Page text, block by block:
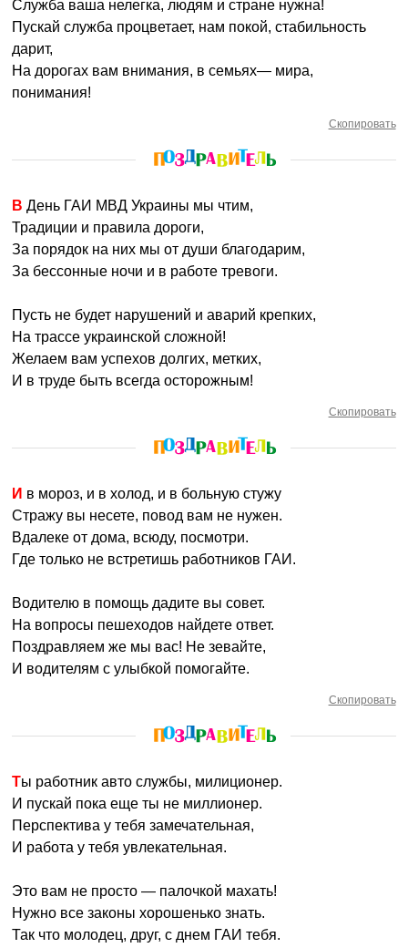
Служба ваша нелегка, людям и стране нужна!
Пускай служба процветает, нам покой, стабильность
дарит,
На дорогах вам внимания, в семьях— мира,
понимания!
Скопировать
В День ГАИ МВД Украины мы чтим,
Традиции и правила дороги,
За порядок на них мы от души благодарим,
За бессонные ночи и в работе тревоги.
Пусть не будет нарушений и аварий крепких,
На трассе украинской сложной!
Желаем вам успехов долгих, метких,
И в труде быть всегда осторожным!
Скопировать
И в мороз, и в холод, и в больную стужу
Стражу вы несете, повод вам не нужен.
Вдалеке от дома, всюду, посмотри.
Где только не встретишь работников ГАИ.
Водителю в помощь дадите вы совет.
На вопросы пешеходов найдете ответ.
Поздравляем же мы вас! Не зевайте,
И водителям с улыбкой помогайте.
Скопировать
Ты работник авто службы, милиционер.
И пускай пока еще ты не миллионер.
Перспектива у тебя замечательная,
И работа у тебя увлекательная.
Это вам не просто — палочкой махать!
Нужно все законы хорошенько знать.
Так что молодец, друг, с днем ГАИ тебя.